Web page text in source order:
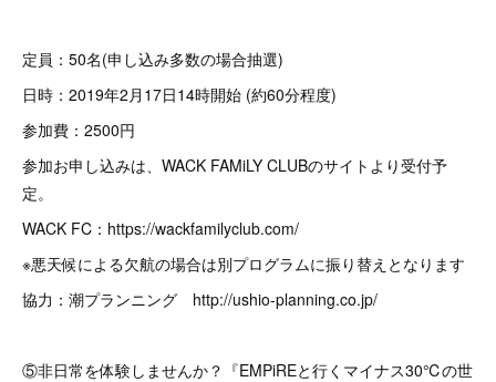
定員：50名(申し込み多数の場合抽選)
日時：2019年2月17日14時開始 (約60分程度)
参加費：2500円
参加お申し込みは、WACK FAMiLY CLUBのサイトより受付予
定。
WACK FC：https://wackfamilyclub.com/
※悪天候による欠航の場合は別プログラムに振り替えとなります
協力：潮プランニング http://ushio-planning.co.jp/
⑤非日常を体験しませんか？『EMPiREと行くマイナス30℃の世